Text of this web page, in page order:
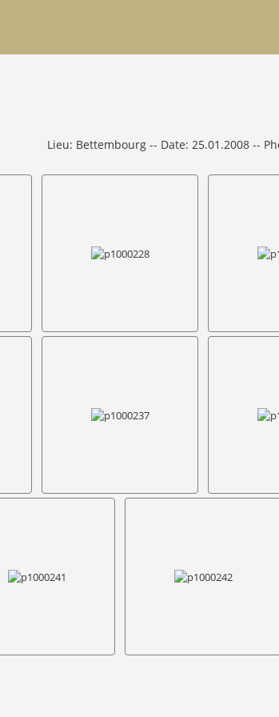
Lieu: Bettembourg -- Date: 25.01.2008 --